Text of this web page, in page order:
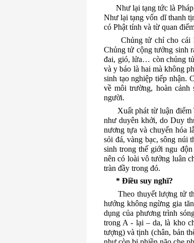
Như lại tạng tức là
Như lại tạng vốn dĩ thanh
có Phật tính và từ quan
Chủng tử chỉ cho cái
Chủng tử cộng tưởng sinh
đai, gió, lửa… còn chủng
và y báo là hai mà không
sinh tạo nghiệp tiếp nhận.
về môi trường, hoàn
người.
Xuất phát từ luận
như duyên khởi, do Duy
nương tựa và chuyển hóa
sỏi đá, vàng bạc, sông núi
sinh trong thế giới ngu
nên có loài vô tưởng luân
tràn đầy trong đó.
* Điều suy nghĩ?
Theo thuyết lượng tử
hướng không ngừng gia
dụng của phương trình
trong A - lại – da, là kho
tượng) và tịnh (chân, bản